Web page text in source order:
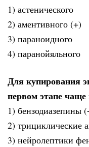
1) астенического
2) аментивного (+)
3) параноидного
4) паранойяльного
Для купирования
первом этапе
1) бензодиазепины
2) трициклические
3) нейролептики